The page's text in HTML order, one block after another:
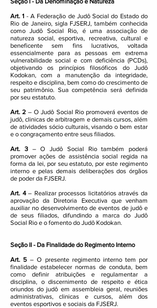
Art. 1 - A Federação de Judô Social do Estado do
Rio de Janeiro, sigla FJSERJ, também conhecida
como Judô Social Rio, é uma associação de
natureza social, esportiva, recreativa, cultural e
beneficente sem fins lucrativos, voltada
essencialmente para as pessoas em extrema
vulnerabilidade social e com deficiência (PCDs),
objetivando os princípios filosóficos do Judô
Kodokan, com a manutenção da integridade,
respeito e disciplina, bem como do crescimento de
seu patrimônio. Sua competência será definida
por seu estatuto.
Art. 2 – O Judô Social Rio promoverá eventos de
judô, clinicas de arbitragem e demais cursos, além
de atividades sócio culturais, visando o bem estar
e o congraçamento entre seus filiados.
Art. 3– O Judô Social Rio também poderá
promover ações de assistência social regida na
forma da lei, por seu estatuto, por este regimento
interno e pelas demais deliberações dos órgãos
de poder da FJSERJ.
Art. 4– Realizar processos licitatórios através da
aprovação da Diretoria Executiva que venham
auxiliar no desenvolvimento de eventos de judô e
de seus filiados, difundindo a marca do Judô
Social Rio e o fomento do Judô Kodokan.
Seção II - Da Finalidade do Regimento Interno
Art. 5– O presente regimento interno tem por
finalidade estabelecer normas de conduta, bem
como definir atribuições e regulamentar a
disciplina, o discernimento de respeito e ética
oriundos do judô em assembleia geral, reuniões
administrativas, clinicas e cursos, além dos
eventos esportivos e sociais da FJSERJ.